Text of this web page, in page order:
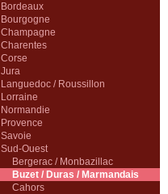
Bordeaux
Bourgogne
Champagne
Charentes
Corse
Jura
Languedoc / Roussillon
Lorraine
Normandie
Provence
Savoie
Sud-Ouest
Bergerac / Monbazillac
Buzet / Duras / Marmandais
Cahors